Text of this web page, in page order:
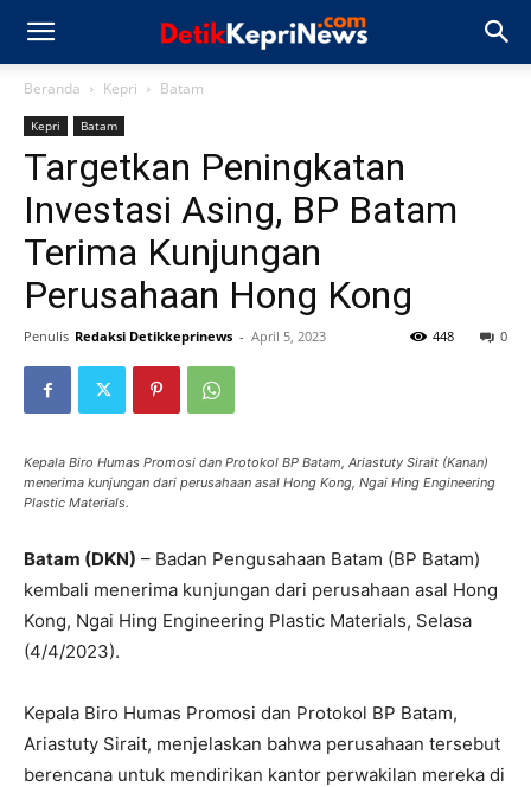
Beranda Kepri Batam
Kepri Batam
Targetkan Peningkatan
Investasi Asing, BP Batam
Terima Kunjungan
Perusahaan Hong Kong
Penulis Redaksi Detikkeprinews - April 5, 2023 0
448
Kepala Biro Humas Promosi dan Protokol BP Batam, Ariastuty Sirait (Kanan)
menerima kunjungan dari perusahaan asal Hong Kong, Ngai Hing Engineering
Plastic Materials.
Batam (DKN) – Badan Pengusahaan Batam (BP Batam)
kembali menerima kunjungan dari perusahaan asal Hong
Kong, Ngai Hing Engineering Plastic Materials, Selasa
(4/4/2023).
Kepala Biro Humas Promosi dan Protokol BP Batam,
Ariastuty Sirait, menjelaskan bahwa perusahaan tersebut
berencana untuk mendirikan kantor perwakilan mereka di